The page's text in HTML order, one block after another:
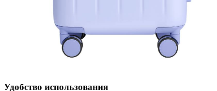
Удобство использования